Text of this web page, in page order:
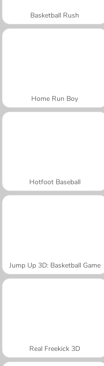
Basketball Rush
Home Run Boy
Hotfoot Baseball
Jump Up 3D: Basketball Game
Real Freekick 3D